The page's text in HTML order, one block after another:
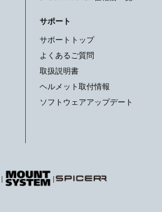
サポート
サポートトップ
よくあるご質問
取扱説明書
ヘルメット取付情報
ソフトウェアアップデート
| |